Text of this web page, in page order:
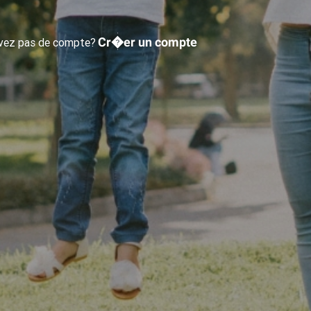
pas de compte?Cr�er un compte